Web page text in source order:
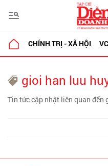
CHÍNH TRỊ - XÃ HỘI
gioi han luu
Tin tức cập nhật liên quan đến